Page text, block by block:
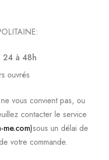
24 à 48h
ouvrés
vous convient pas, ou
contacter le service
me.com)sous un délai de
votre commande.